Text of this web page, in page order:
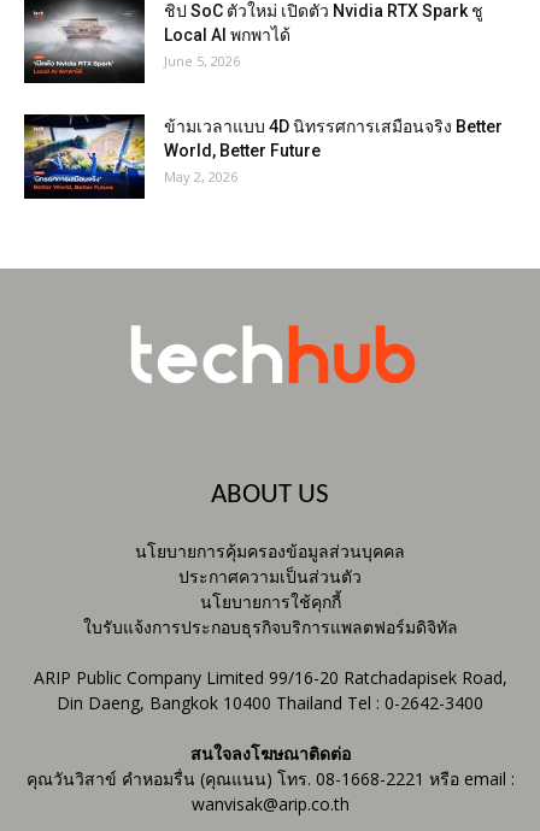
ชิป SoC ตัวใหม่ เปิดตัว Nvidia RTX Spark ชู
Local AI พกพาได้
June 5, 2026
ข้ามเวลาแบบ 4D นิทรรศการเสมือนจริง Better
World, Better Future
May 2, 2026
ABOUT US
นโยบายการคุ้มครองข้อมูลส่วนบุคคล
ประกาศความเป็นส่วนตัว
นโยบายการใช้คุกกี้
ใบรับแจ้งการประกอบธุรกิจบริการแพลตฟอร์มดิจิทัล
ARIP Public Company Limited 99/16-20 Ratchadapisek Road,
Din Daeng, Bangkok 10400 Thailand Tel : 0-2642-3400
สนใจลงโฆษณาติดต่อ
คุณวันวิสาข์ คำหอมรื่น (คุณแนน) โทร. 08-1668-2221 หรือ email :
wanvisak@arip.co.th